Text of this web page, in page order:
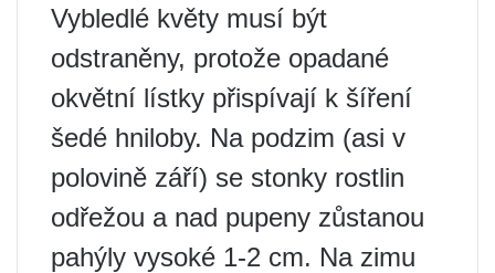
Vybledlé květy musí být
odstraněny, protože opadané
okvětní lístky přispívají k šíření
šedé hniloby. Na podzim (asi v
polovině září) se stonky rostlin
odřežou a nad pupeny zůstanou
pahýly vysoké 1-2 cm. Na zimu